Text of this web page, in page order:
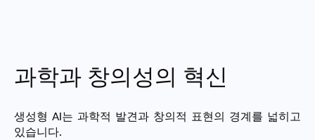
과학과 창의성의 혁신
생성형 AI는 과학적 발견과 창의적 표현의 경계를 넓히고
있습니다.